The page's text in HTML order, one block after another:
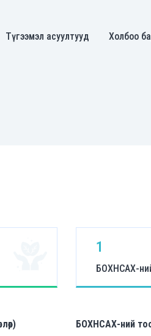
Түгээмэл асуултууд Холбоо
1
БОХНСАХ-
БОХНСАХ-ний тоо